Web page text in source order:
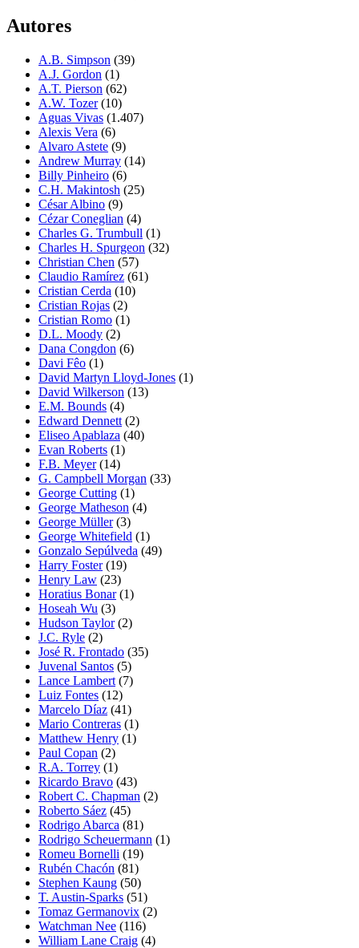
Autores
A.B. Simpson (39)
A.J. Gordon (1)
A.T. Pierson (62)
A.W. Tozer(10)
Aguas Vivas (1.407)
Alexis Vera (6)
Alvaro Astete (9)
Andrew Murray (14)
Billy Pinheiro (6)
C.H. Makintosh (25)
César Albino (9)
Cézar Coneglian (4)
Charles G. Trumbull (1)
Charles H. Spurgeon (32)
Christian Chen (57)
Claudio Ramírez (61)
Cristian Cerda (10)
Cristian Rojas (2)
Cristian Romo (1)
D.L. Moody (2)
Dana Congdon (6)
Davi Fêo (1)
David Martyn Lloyd-Jones (1)
David Wilkerson (13)
E.M. Bounds (4)
Edward Dennett (2)
Eliseo Apablaza (40)
Evan Roberts (1)
F.B. Meyer(14)
G. Campbell Morgan (33)
George Cutting (1)
George Matheson (4)
George Müller(3)
George Whitefield (1)
Gonzalo Sepúlveda (49)
Harry Foster(19)
Henry Law (23)
Horatius Bonar(1)
Hoseah Wu (3)
Hudson Taylor(2)
J.C. Ryle (2)
José R. Frontado (35)
Juvenal Santos (5)
Lance Lambert (7)
Luiz Fontes (12)
Marcelo Díaz (41)
Mario Contreras (1)
Matthew Henry (1)
Paul Copan (2)
R.A. Torrey (1)
Ricardo Bravo (43)
Robert C. Chapman (2)
Roberto Sáez (45)
Rodrigo Abarca (81)
Rodrigo Scheuermann (1)
Romeu Bornelli (19)
Rubén Chacón (81)
Stephen Kaung (50)
T. Austin-Sparks (51)
Tomaz Germanovix (2)
Watchman Nee (116)
William Lane Craig (4)